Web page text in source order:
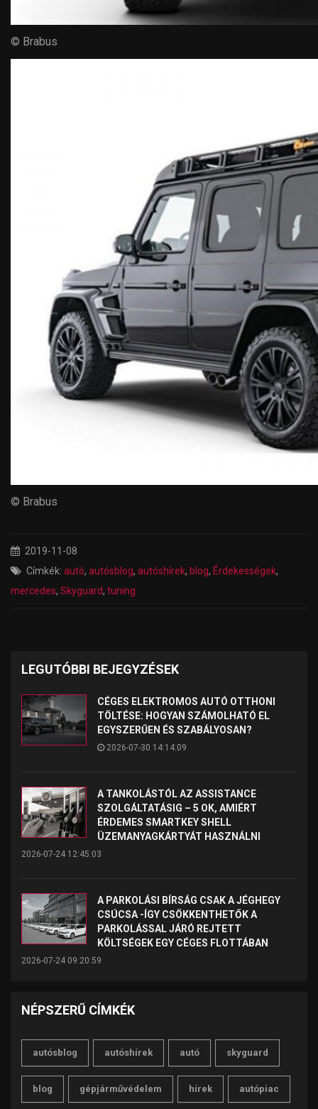
© Brabus
© Brabus
2019-11-08
Címkék: autó, autósblog, autóshírek, blog, Érdekességek,
mercedes, Skyguard, tuning
LEGUTÓBBI BEJEGYZÉSEK
CÉGES ELEKTROMOS AUTÓ OTTHONI
TÖLTÉSE: HOGYAN SZÁMOLHATÓ EL
EGYSZERŰEN ÉS SZABÁLYOSAN?
2026-07-30 14:14:09
A TANKOLÁSTÓL AZ ASSISTANCE
SZOLGÁLTATÁSIG – 5 OK, AMIÉRT
ÉRDEMES SMARTKEY SHELL
ÜZEMANYAGKÁRTYÁT HASZNÁLNI
2026-07-24 12:45:03
A PARKOLÁSI BÍRSÁG CSAK A JÉGHEGY
CSÚCSA -ÍGY CSÖKKENTHETŐK A
PARKOLÁSSAL JÁRÓ REJTETT
KÖLTSÉGEK EGY CÉGES FLOTTÁBAN
2026-07-24 09:20:59
NÉPSZERŰ CÍMKÉK
autósblog autóshírek autó skyguard
blog gépjárművédelem hírek autópiac